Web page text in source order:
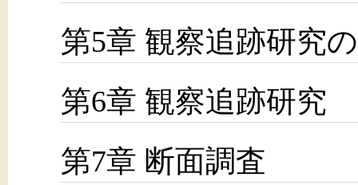
第5章 観察追跡研究
第6章 観察追跡研究
第7章 断面調査